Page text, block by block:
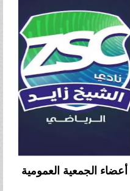
الجمعية العمومية